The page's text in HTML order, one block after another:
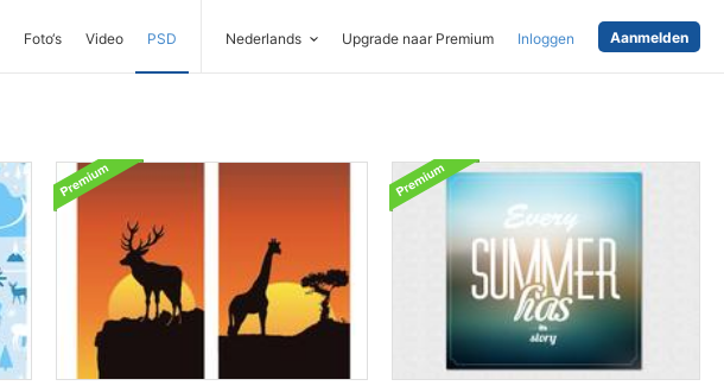
Foto‘s Video PSD Nederlands Upgrade naar Premium Inloggen Aanmelden